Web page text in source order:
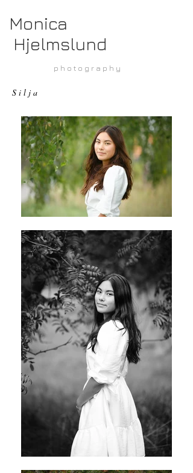
Monica
Hjelmslund
p h o t o g r a p h y
S i l j a